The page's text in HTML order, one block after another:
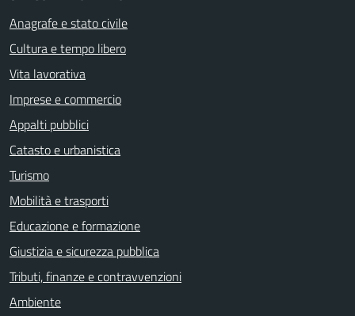
Anagrafe e stato civile
Cultura e tempo libero
Vita lavorativa
Imprese e commercio
Appalti pubblici
Catasto e urbanistica
Turismo
Mobilità e trasporti
Educazione e formazione
Giustizia e sicurezza pubblica
Tributi, finanze e contravvenzioni
Ambiente